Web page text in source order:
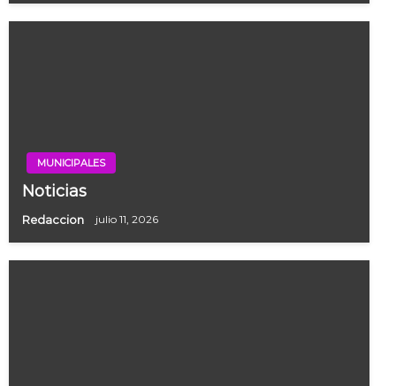
MUNICIPALES
Noticias
Redaccion julio 11, 2026